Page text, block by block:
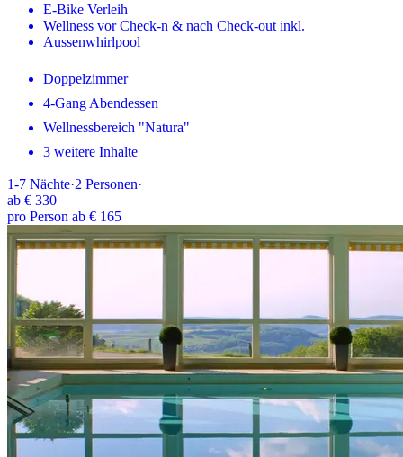
E-Bike Verleih
Wellness vor Check-n & nach Check-out inkl.
Aussenwhirlpool
Doppelzimmer
4-Gang Abendessen
Wellnessbereich "Natura"
3 weitere Inhalte
1-7 Nächte·2 Personen·
ab € 330
pro Person ab € 165